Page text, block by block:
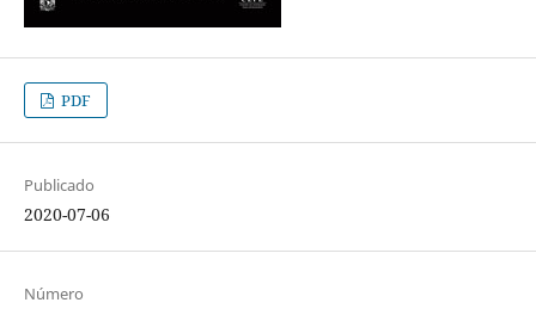
PDF
Publicado
2020-07-06
Número